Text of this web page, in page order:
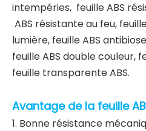
intempéries, feuille ABS
ABS résistante au feu,
lumière, feuille ABS
feuille ABS double couleur,
feuille transparente ABS.
Avantage de la feuille
1. Bonne résistance